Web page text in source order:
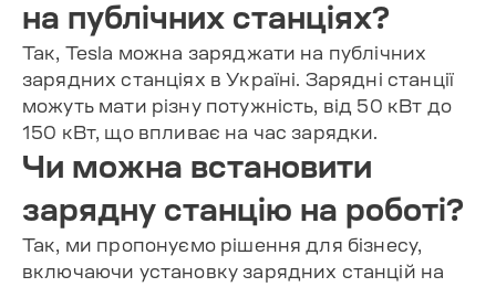
на публічних станціях?
Так, Tesla можна заряджати на публічних
зарядних станціях в Україні. Зарядні станції
можуть мати різну потужність, від 50 кВт до
150 кВт, що впливає на час зарядки.
Чи можна встановити
зарядну станцію на роботі?
Так, ми пропонуємо рішення для бізнесу,
включаючи установку зарядних станцій на